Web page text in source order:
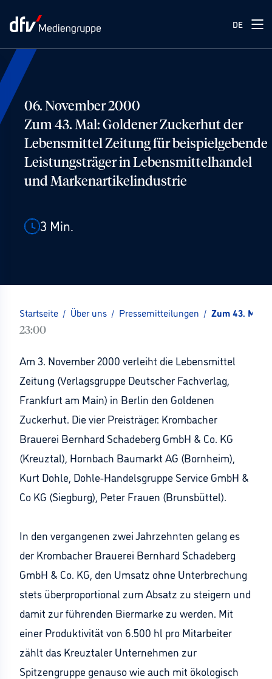
DE
06. November 2000
Zum 43. Mal: Goldener Zuckerhut der
Lebensmittel Zeitung für beispielgebende
Leistungsträger in Lebensmittelhandel
und Markenartikelindustrie
3 Min.
Startseite / Über uns / Pressemitteilungen / Zum 43. Mal:
23:00
Am 3. November 2000 verleiht die Lebensmittel
Zeitung (Verlagsgruppe Deutscher Fachverlag,
Frankfurt am Main) in Berlin den Goldenen
Zuckerhut. Die vier Preisträger: Krombacher
Brauerei Bernhard Schadeberg GmbH & Co. KG
(Kreuztal), Hornbach Baumarkt AG (Bornheim),
Kurt Dohle, Dohle-Handelsgruppe Service GmbH &
Co KG (Siegburg), Peter Frauen (Brunsbüttel).
In den vergangenen zwei Jahrzehnten gelang es
der Krombacher Brauerei Bernhard Schadeberg
GmbH & Co. KG, den Umsatz ohne Unterbrechung
stets überproportional zum Absatz zu steigern und
damit zur führenden Biermarke zu werden. Mit
einer Produktivität von 6.500 hl pro Mitarbeiter
zählt das Kreuztaler Unternehmen zur
Spitzengruppe genauso wie auch mit ökologisch